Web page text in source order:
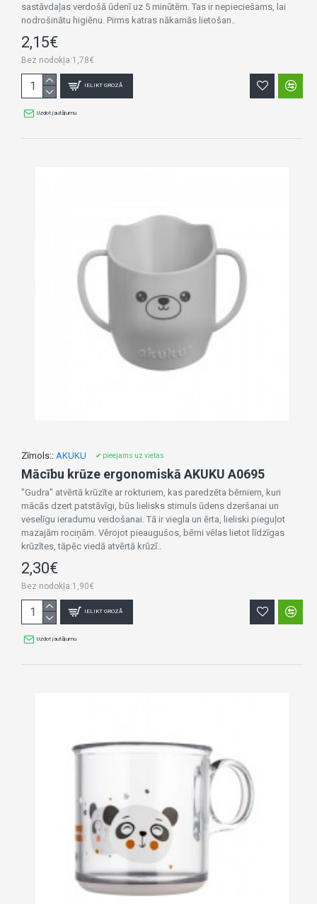
sastāvdaļas verdošā ūdenī uz 5 minūtēm. Tas ir nepieciešams, lai
nodrošinātu higiēnu. Pirms katras nākamās lietošan..
2,15€
Bez nodokļa:1,78€
IELIKT GROZĀ
Uzdot jautājumu
Zīmols:: AKUKU ✔ pieejams uz vietas
Mācību krūze ergonomiskā AKUKU A0695
"Gudra" atvērtā krūzīte ar rokturiem, kas paredzēta bērniem, kuri
mācās dzert patstāvīgi, būs lielisks stimuls ūdens dzeršanai un
veselīgu ieradumu veidošanai. Tā ir viegla un ērta, lieliski pieguļot
mazajām rociņām. Vērojot pieaugušos, bērni vēlas lietot līdzīgas
krūzītes, tāpēc viedā atvērtā krūzī..
2,30€
Bez nodokļa:1,90€
IELIKT GROZĀ
Uzdot jautājumu